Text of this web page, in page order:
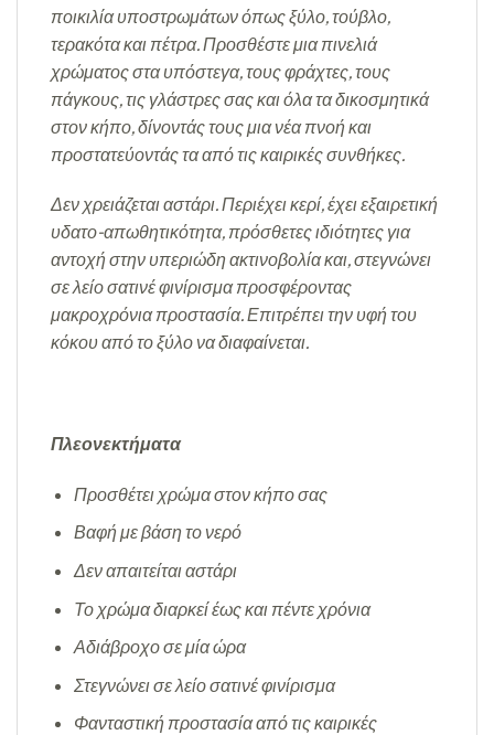
ποικιλία υποστρωμάτων όπως ξύλο, τούβλο,
τερακότα και πέτρα. Προσθέστε μια πινελιά
χρώματος στα υπόστεγα, τους φράχτες, τους
πάγκους, τις γλάστρες σας και όλα τα δικοσμητικά
στον κήπο, δίνοντάς τους μια νέα πνοή και
προστατεύοντάς τα από τις καιρικές συνθήκες.
Δεν χρειάζεται αστάρι. Περιέχει κερί, έχει εξαιρετική
υδατο-απωθητικότητα, πρόσθετες ιδιότητες για
αντοχή στην υπεριώδη ακτινοβολία και, στεγνώνει
σε λείο σατινέ φινίρισμα προσφέροντας
μακροχρόνια προστασία. Επιτρέπει την υφή του
κόκου από το ξύλο να διαφαίνεται.
Πλεονεκτήματα
Προσθέτει χρώμα στον κήπο σας
Βαφή με βάση το νερό
Δεν απαιτείται αστάρι
Το χρώμα διαρκεί έως και πέντε χρόνια
Αδιάβροχο σε μία ώρα
Στεγνώνει σε λείο σατινέ φινίρισμα
Φανταστική προστασία από τις καιρικές